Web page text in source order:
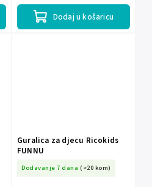
Dodaj u košaricu
Guralica za djecu Ricokids
FUNNU
Dodavanje 7 dana (>20 kom)